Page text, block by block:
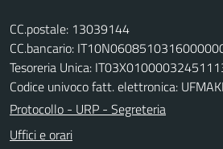
CC.postale: 13039144
CC.bancario:
Tesoreria Unica:
Codice univoco fatt. elettronica:
Protocollo - URP - Segreteria
Uffici e orari